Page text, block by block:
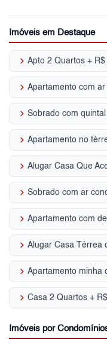
Imóveis em Destaque
keyboard_arrow_right Apto 2 Quartos +
keyboard_arrow_right
keyboard_arrow_right Sobrado com
keyboard_arrow_right Apartamento no
keyboard_arrow_right
keyboard_arrow_right
keyboard_arrow_right
keyboard_arrow_right Alugar Casa Térrea
keyboard_arrow_right
keyboard_arrow_right Casa 2 Quartos +
Imóveis por